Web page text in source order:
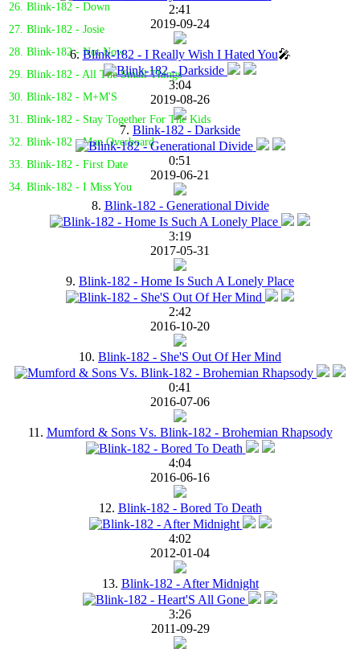
26. Blink-182 - Down
27. Blink-182 - Josie
28. Blink-182 - Not Now
29. Blink-182 - All The Small Things
30. Blink-182 - M+M'S
31. Blink-182 - Stay Together For The Kids
32. Blink-182 - Man Overboard
33. Blink-182 - First Date
34. Blink-182 - I Miss You
2:41
2019-09-24
6. Blink-182 - I Really Wish I Hated You🎤
3:04
2019-08-26
7. Blink-182 - Darkside
0:51
2019-06-21
8. Blink-182 - Generational Divide
3:19
2017-05-31
9. Blink-182 - Home Is Such A Lonely Place
2:42
2016-10-20
10. Blink-182 - She'S Out Of Her Mind
0:41
2016-07-06
11. Mumford & Sons Vs. Blink-182 - Brohemian Rhapsody
4:04
2016-06-16
12. Blink-182 - Bored To Death
4:02
2012-01-04
13. Blink-182 - After Midnight
3:26
2011-09-29